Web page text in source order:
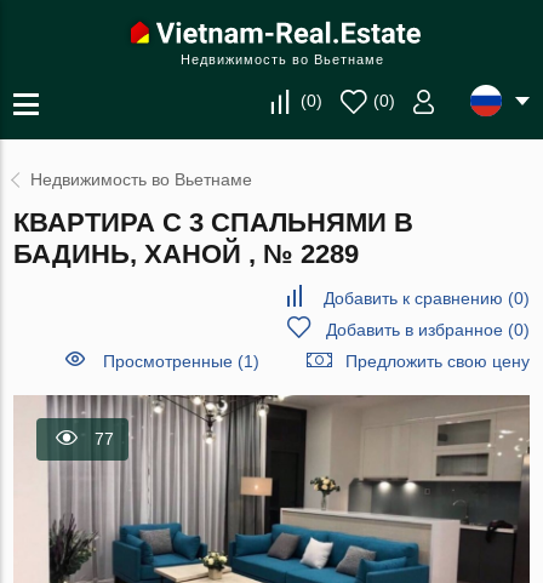
Недвижимость во Вьетнаме
(0) (0)
Недвижимость во Вьетнаме
КВАРТИРА С 3 СПАЛЬНЯМИ В
БАДИНЬ, ХАНОЙ , № 2289
Добавить к сравнению (0)
Добавить в избранное(0)
Просмотренные (1)
Предложить свою цену
77